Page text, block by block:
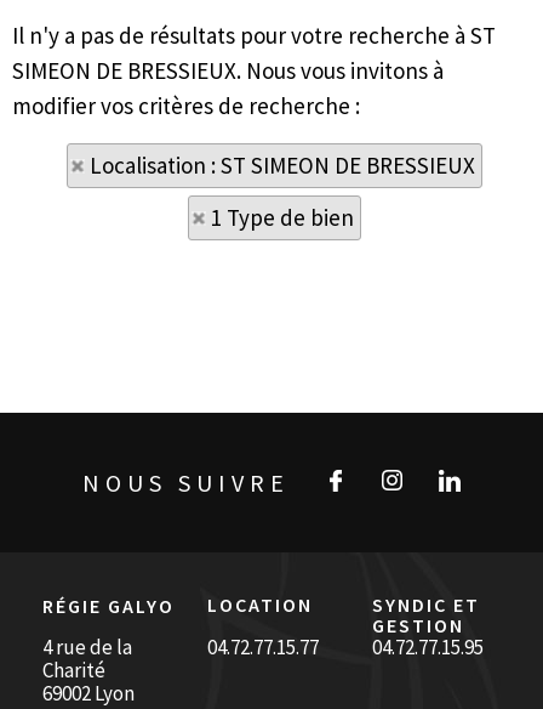
Il n'y a pas de résultats pour votre recherche à ST
SIMEON DE BRESSIEUX. Nous vous invitons à
modifier vos critères de recherche :
Localisation : ST SIMEON DE BRESSIEUX
1 Type de bien
NOUS SUIVRE
RÉGIE GALYO LOCATION
SYNDIC ET
GESTION
4 rue de la
Charité
69002 Lyon
04.72.77.15.77 04.72.77.15.95